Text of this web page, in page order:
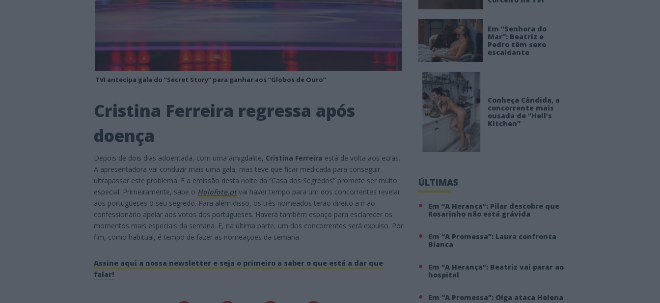
TVI antecipa gala do “Secret Story” para ganhar aos “Globos de Ouro”
Cristina Ferreira regressa após
doença
Depois de dois dias adoentada, com uma amigdalite, Cristina Ferreira está de volta aos ecrãs.
A apresentadora vai conduzir mais uma gala, mas teve que ficar medicada para conseguir
ultrapassar este problema. E a emissão desta noite da “Casa dos Segredos” promete ser muito
especial. Primeiramente, sabe o Holofote.ptvai haver tempo para um dos concorrentes revelar
aos portugueses o seu segredo. Para além disso, os três nomeados terão direito a ir ao
confessionário apelar aos votos dos portugueses. Haverá também espaço para esclarecer os
momentos mais especiais da semana. E, na última parte, um dos concorrentes será expulso. Por
fim, como habitual, é tempo de fazer as nomeações da semana.
Assine aqui a nossa newsletter e seja o primeiro a saber o que está a dar que
falar!
Em “Senhora do
Mar”: Beatriz e
Pedro têm sexo
escaldante
Conheça Cândida, a
concorrente mais
ousada de “Hell’s
Kitchen”
ÚLTIMAS
Em “A Herança”: Pilar descobre que
Rosarinho não está grávida
Em “A Promessa”: Laura confronta
Bianca
Em “A Herança”: Beatriz vai parar ao
hospital
Em “A Promessa”: Olga ataca Helena